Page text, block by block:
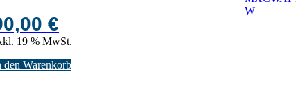
€
19 % MwSt.
den Warenkorb